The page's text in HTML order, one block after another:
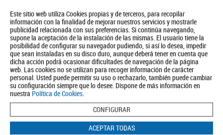
Este sitio web utiliza Cookies propias y de terceros, para recopilar
información con la finalidad de mejorar nuestros servicios y mostrarle
publicidad relacionada con sus preferencias. Si continúa navegando,
supone la aceptación de la instalación de las mismas. El usuario tiene la
posibilidad de configurar su navegador pudiendo, si así lo desea, impedir
que sean instaladas en su disco duro, aunque deberá tener en cuenta que
dicha acción podrá ocasionar dificultades de navegación de la página
web. Las cookies no se utilizan para recoger información de carácter
personal. Usted puede permitir su uso o rechazarlo, también puede cambiar
su configuración siempre que lo desee. Dispone de más información en
nuestra Política de Cookies.
CONFIGURAR
ACEPTAR TODAS
Quiénes somos Turismo Política de Privacidad Aviso Legal
Política de Cookies
BUSCAR